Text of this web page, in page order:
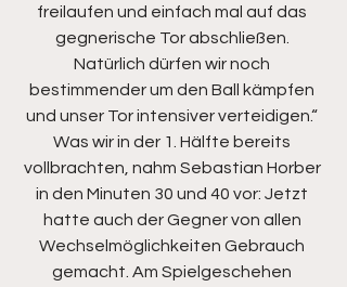
freilaufen und einfach mal auf das
gegnerische Tor abschließen.
Natürlich dürfen wir noch
bestimmender um den Ball kämpfen
und unser Tor intensiver verteidigen.“
Was wir in der 1. Hälfte bereits
vollbrachten, nahm Sebastian Horber
in den Minuten 30 und 40 vor: Jetzt
hatte auch der Gegner von allen
Wechselmöglichkeiten Gebrauch
gemacht. Am Spielgeschehen